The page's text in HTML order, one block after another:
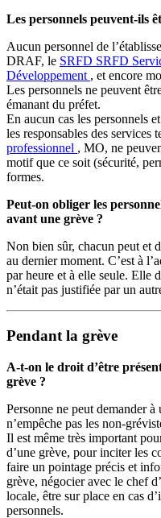
Les personnels peuvent-ils
Aucun personnel de
DRAF, le SRFD SRFD
Développement , et encore
Les personnels ne peuvent
émanant du préfet.
En aucun cas les personnels
les responsables des services
professionnel , MO, ne
motif que ce soit (sécurité,
formes.
Peut-on obliger les
avant une grève ?
Non bien sûr, chacun peut et
au dernier moment. C’est à
par heure et à elle seule. Elle
n’était pas justifiée par un
Pendant la grève
A-t-on le droit d’être
grève ?
Personne ne peut demander
n’empêche pas les non-
Il est même très important
d’une grève, pour inciter les
faire un pointage précis et
grève, négocier avec le chef
locale, être sur place en cas
personnels.